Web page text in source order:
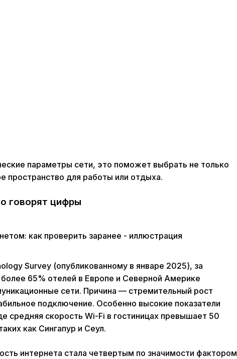
параметры сети, это поможет выбрать не только
пространство для работы или отдыха.
говорят цифры
Survey (опубликованному в январе 2025), за
65% отелей в Европе и Северной Америке
сети. Причина — стремительный рост
подключение. Особенно высокие показатели
средняя скорость Wi-Fi в гостиницах превышает 50
как Сингапур и Сеул.
интернета стала четвертым по значимости фактором